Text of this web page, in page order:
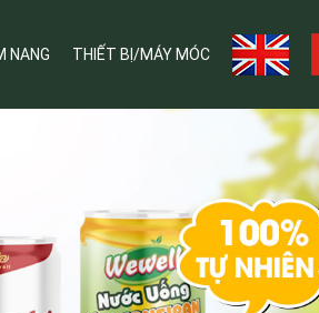
NANG THIẾT BỊ/MÁY MÓC